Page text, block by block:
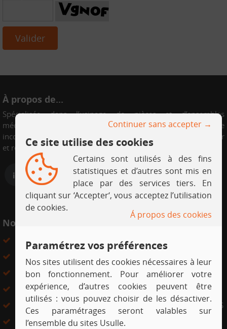
À propos de...
Spécialisée dans l’usinage de pièces et d’ensembles
mécaniques,
est devenue le partenaire
incontournable des entreprises qui recherchent qualité, rigueur
et respect des engagements ...
Nos services
TOURNAGE
FRAISAGE
ÉLECTROÉROSION
CONTRÔLE QUALITÉ
LIVRAISON
SERVICE APRÈS VENTE
Les matières
ACIERS
INOX
LAITON
BRONZE
PLASTIQUES TECHNIQUES
Continuer sans accepter →
Ce site utilise des cookies
Certains sont utilisés à des fins
statistiques et d’autres sont mis en
place par des services tiers. En
cliquant sur ‘Accepter‘, vous acceptez l’utilisation
de cookies.
Á propos des cookies
Paramétrez vos préférences
Nos sites utilisent des cookies nécessaires à leur
bon fonctionnement. Pour améliorer votre
expérience, d’autres cookies peuvent être
utilisés : vous pouvez choisir de les désactiver.
Ces paramétrages seront valables sur
l’ensemble du sites Usulle.